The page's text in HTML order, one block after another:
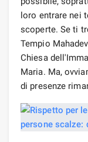
loro entrare nei
scoperte. Se ti
Tempio
Chiesa
Maria. Ma,
di presenze